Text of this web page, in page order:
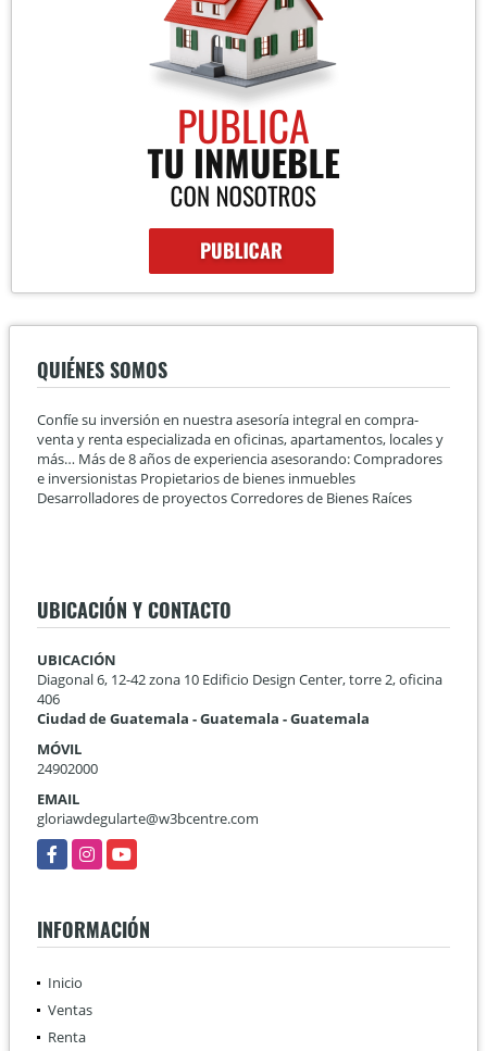
QUIÉNES SOMOS
Confíe su inversión en nuestra asesoría integral en compra-
venta y renta especializada en oficinas, apartamentos, locales y
más… Más de 8 años de experiencia asesorando: Compradores
e inversionistas Propietarios de bienes inmuebles
Desarrolladores de proyectos Corredores de Bienes Raíces
UBICACIÓN Y CONTACTO
UBICACIÓN
Diagonal 6, 12-42 zona 10 Edificio Design Center, torre 2, oficina
406
Ciudad de Guatemala - Guatemala - Guatemala
MÓVIL
24902000
EMAIL
gloriawdegularte@w3bcentre.com
FacebookInstagram
YouTube
INFORMACIÓN
Inicio
Ventas
Renta